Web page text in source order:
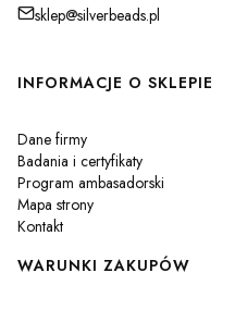
sklep@silverbeads.pl
Linki w stopce
INFORMACJE O SKLEPIE
Dane firmy
Badania i certyfikaty
Program ambasadorski
Mapa strony
Kontakt
WARUNKI ZAKUPÓW